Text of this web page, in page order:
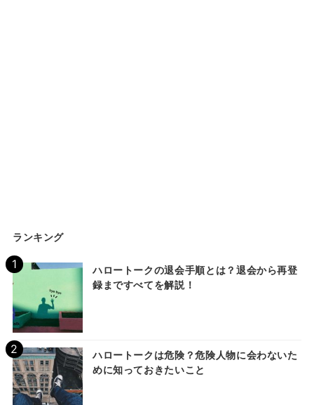
ランキング
ハロートークの退会手順とは？退会から再登
録まですべてを解説！
ハロートークは危険？危険人物に会わないた
めに知っておきたいこと